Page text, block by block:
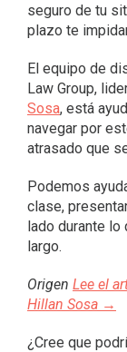
seguro de tu
plazo te
El equipo de
Law Group,
Sosa, está
navegar por
atrasado que
Podemos
clase,
lado durante lo
largo.
Origen Lee el
Hillan Sosa →
¿Cree que